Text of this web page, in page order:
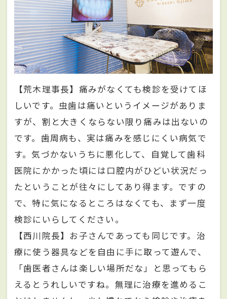
【荒木理事長】痛みがなくても検診を受けてほ
しいです。虫歯は痛いというイメージがありま
すが、割と大きくならない限り痛みは出ないの
です。歯周病も、実は痛みを感じにくい病気で
す。気づかないうちに悪化して、自覚して歯科
医院にかかった頃には口腔内がひどい状況だっ
たということが往々にしてあり得ます。ですの
で、特に気になるところはなくても、まず一度
検診にいらしてください。
【西川院長】お子さんであっても同じです。治
療に使う器具などを自由に手に取って遊んで、
「歯医者さんは楽しい場所だな」と思ってもら
えるとうれしいですね。無理に治療を進めるこ